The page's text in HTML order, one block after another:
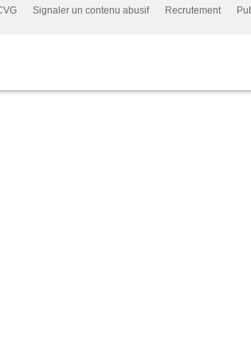
Signaler un contenu abusif Recrutement